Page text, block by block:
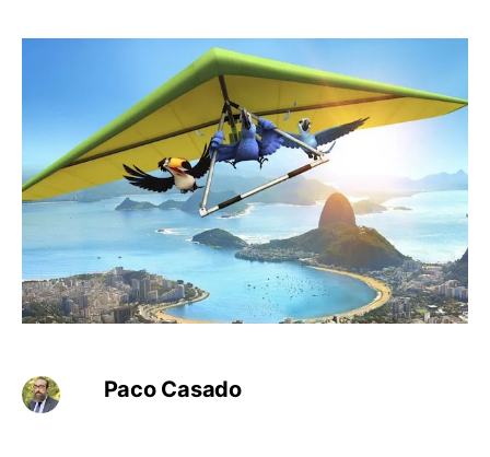
Paco Casado